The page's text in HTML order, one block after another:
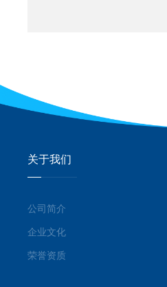
关于我们
公司简介
企业文化
荣誉资质